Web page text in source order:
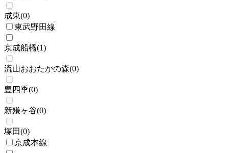
成東(0)
東武野田線
京成船橋(1)
流山おおたかの森(0)
豊四季(0)
新鎌ヶ谷(0)
塚田(0)
京成本線